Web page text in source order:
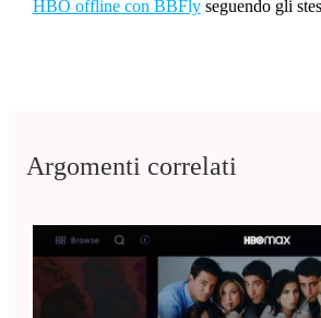
HBO offline con BBFlyseguendo gli
Argomenti correlati